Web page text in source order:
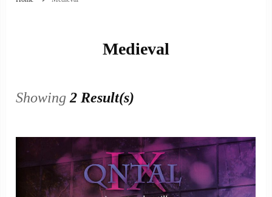
Medieval
Showing2 Result(s)